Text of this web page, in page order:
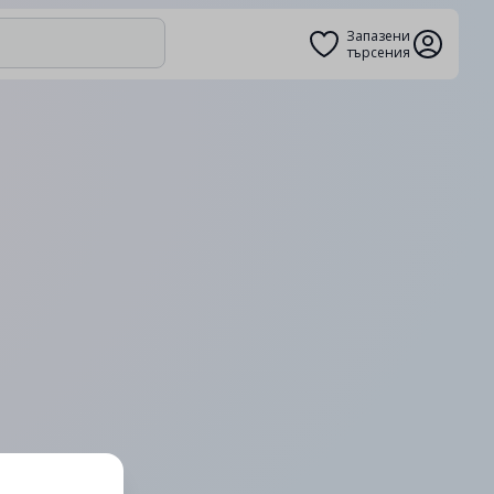
Запазени
търсения